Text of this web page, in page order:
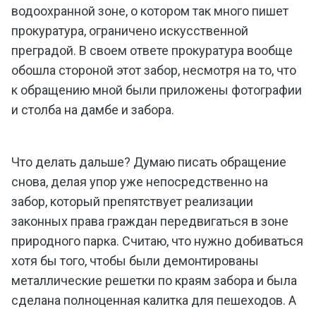
водоохранной зоне, о котором так много пишет
прокуратура, ограничено искусственной
преградой. В своем ответе прокуратура вообще
обошла стороной этот забор, несмотря на то, что
к обращению мной были приложены фотографии
и столба на дамбе и забора.
Что делать дальше? Думаю писать обращение
снова, делая упор уже непосредственно на
забор, который препятствует реализации
законных права граждан передвигаться в зоне
природного парка. Считаю, что нужно добиваться
хотя бы того, чтобы были демонтированы
металлические решетки по краям забора и была
сделана полноценная калитка для пешеходов. А